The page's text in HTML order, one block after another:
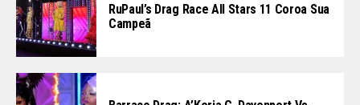
RuPaul’s Drag Race All Stars 11 Coroa Sua
Campeã